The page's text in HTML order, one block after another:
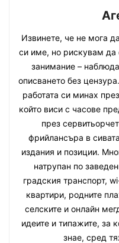
Извинете, че не мога
си име, но рискувам
занимание –
описването без
работата си минах
който виси с часове
през
фрийлансъра в
издания и позиции.
натрупан по
градския транспорт,
квартири, родните
селските и онлайн
идеите и типажите, за
знае, сред